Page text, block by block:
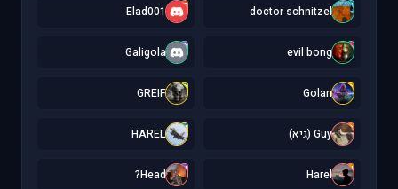
d
doctor schnitzel
E
Elad001
e
evil bong
G
Galigola
G
Golan
G
GREIF
G Guy (גיא) H
HAREL
H
Harel
H
Head?